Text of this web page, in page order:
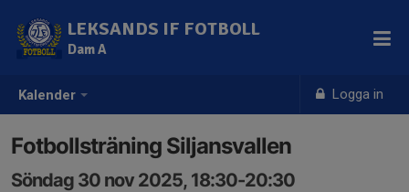
Kalender Logga in
LEKSANDS IF FOTBOLL
Dam A
Fotbollsträning Siljansvallen
Söndag 30 nov 2025, 18:30-20:30